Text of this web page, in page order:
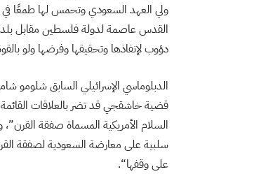
ولي العهد السعودي وتحمس لها طمعًا في
القدس عاصمة لدولة فلسطين مقابل
دؤوب لإنفاذها وتحقيقها وفرضها ولو
الدبلوماسي الإسرائيلي السابق شلومو
قضية خاشقجي قد تضر بالعلاقات
السلام الأمريكية المسماة صفقة
سلبية على معارضة السعودية لصفقة
على وقفها“
.